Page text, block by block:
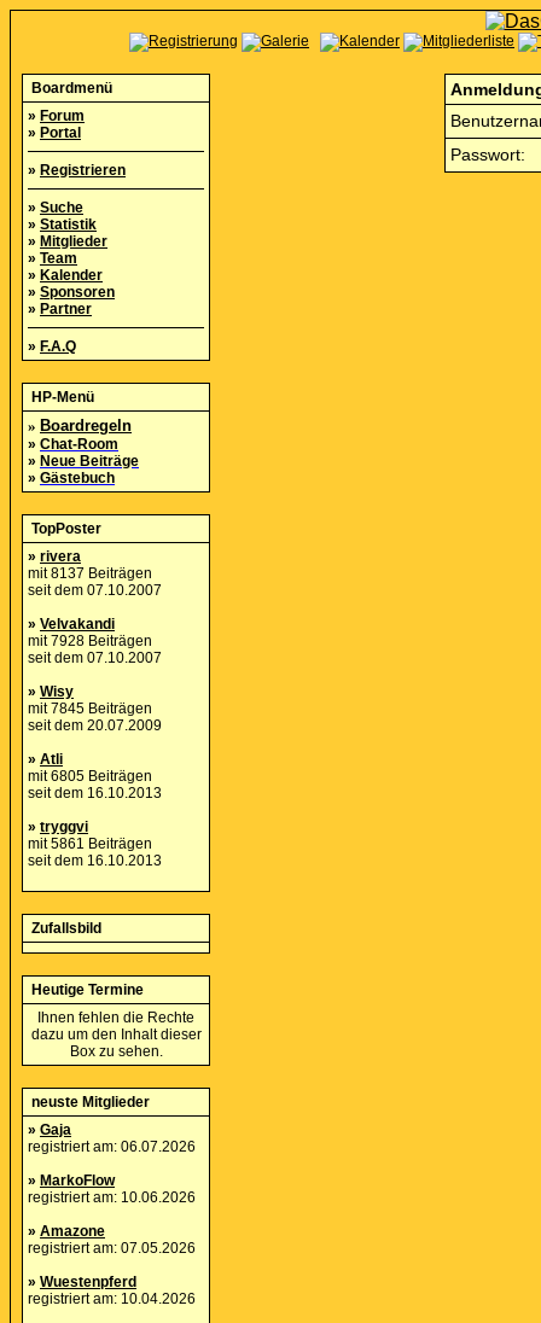
Boardmenü
» Forum
» Portal
» Registrieren
» Suche
» Statistik
» Mitglieder
» Team
» Kalender
» Sponsoren
» Partner
» F.A.Q
HP-Menü
» Boardregeln
» Chat-Room
» Neue Beiträge
» Gästebuch
TopPoster
» rivera
mit 8137 Beiträgen
seit dem 07.10.2007
» Velvakandi
mit 7928 Beiträgen
seit dem 07.10.2007
» Wisy
mit 7845 Beiträgen
seit dem 20.07.2009
» Atli
mit 6805 Beiträgen
seit dem 16.10.2013
» tryggvi
mit 5861 Beiträgen
seit dem 16.10.2013
Zufallsbild
Heutige Termine
Ihnen fehlen die Rechte
dazu um den Inhalt dieser
Box zu sehen.
neuste Mitglieder
» Gaja
registriert am: 06.07.2026
» MarkoFlow
registriert am: 10.06.2026
» Amazone
registriert am: 07.05.2026
» Wuestenpferd
registriert am: 10.04.2026
Passwort: